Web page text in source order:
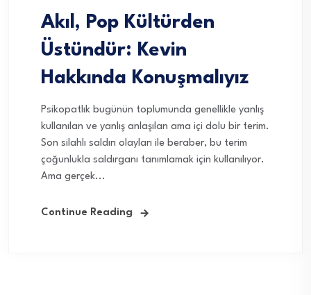
Akıl, Pop Kültürden
Üstündür: Kevin
Hakkında Konuşmalıyız
Psikopatlık bugünün toplumunda genellikle yanlış
kullanılan ve yanlış anlaşılan ama içi dolu bir terim.
Son silahlı saldırı olayları ile beraber, bu terim
çoğunlukla saldırganı tanımlamak için kullanılıyor.
Ama gerçek...
Continue Reading